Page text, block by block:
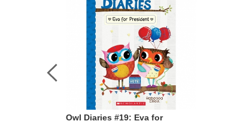
Owl Diaries #19: Eva for